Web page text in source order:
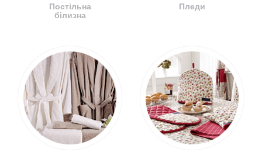
Постільна
білизна
Пледи